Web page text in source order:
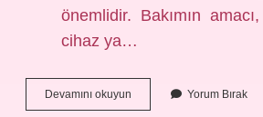
önemlidir. Bakımın
cihaz ya…
Devamını okuyun
tanımı
Yorum Bırak